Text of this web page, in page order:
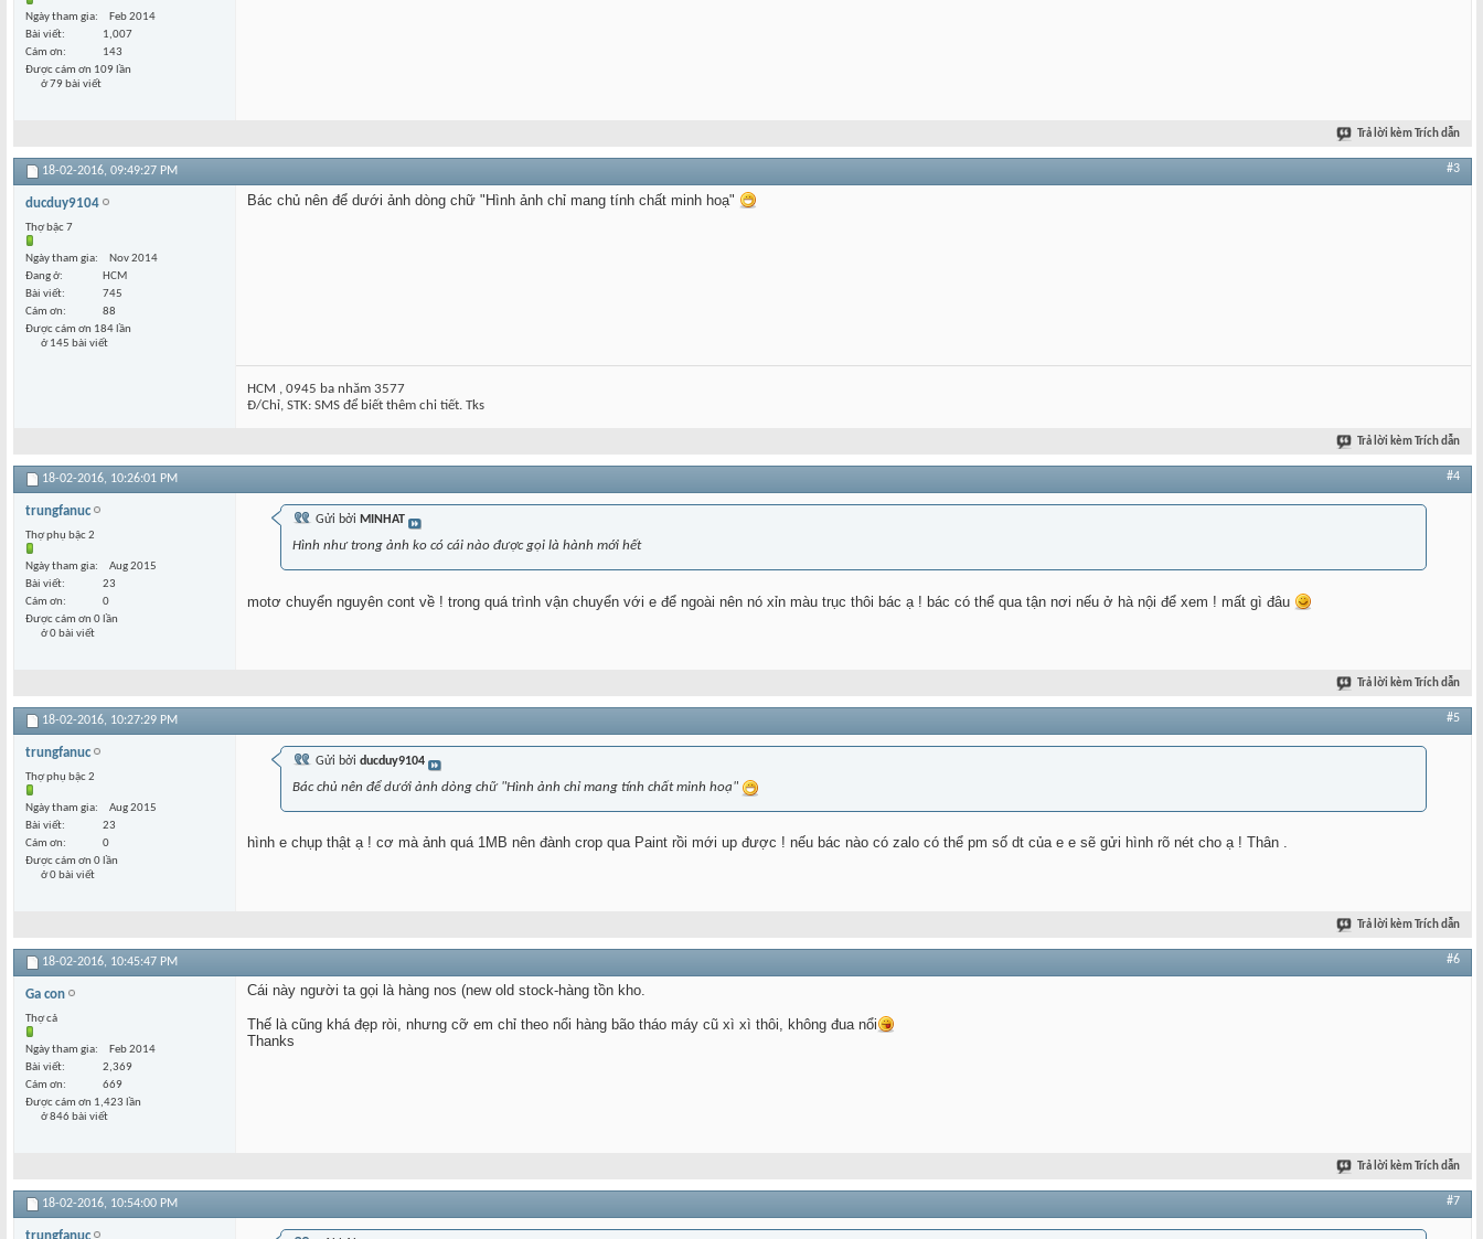
Ngày tham gia
Feb 2014
Bài viết
1,007
Cám ơn
143
Được cám ơn 109 lần
ở 79 bài viết
Trả lời kèm Trích dẫn
18-02-2016, 09:49:27 PM #3
ducduy9104
Thợ bậc 7
Ngày tham gia
Nov 2014
Đang ở
HCM
Bài viết
745
Cám ơn
88
Được cám ơn 184 lần
ở 145 bài viết
Bác chủ nên để dưới ảnh dòng chữ "Hình ảnh chỉ mang tính chất minh hoạ"
HCM , 0945 ba nhăm 3577
Đ/Chỉ, STK: SMS để biết thêm chi tiết. Tks
Trả lời kèm Trích dẫn
18-02-2016, 10:26:01 PM #4
trungfanuc
Thợ phụ bậc 2
Ngày tham gia
Aug 2015
Bài viết
23
Cám ơn
0
Được cám ơn 0 lần
ở 0 bài viết
Gửi bởi MINHAT
Hình như trong ảnh ko có cái nào được gọi là hành mới hết
motơ chuyển nguyên cont về ! trong quá trình vận chuyển với e để ngoài nên nó xỉn màu trục thôi bác ạ ! bác có thể qua tận nơi nếu ở hà nội để xem ! mất gì đâu
Trả lời kèm Trích dẫn
18-02-2016, 10:27:29 PM #5
trungfanuc
Thợ phụ bậc 2
Ngày tham gia
Aug 2015
Bài viết
23
Cám ơn
0
Được cám ơn 0 lần
ở 0 bài viết
Gửi bởi ducduy9104
Bác chủ nên để dưới ảnh dòng chữ "Hình ảnh chỉ mang tính chất minh hoạ"
hình e chụp thật ạ ! cơ mà ảnh quá 1MB nên đành crop qua Paint rồi mới up được ! nếu bác nào có zalo có thể pm số dt của e e sẽ gửi hình rõ nét cho ạ ! Thân .
Trả lời kèm Trích dẫn
18-02-2016, 10:45:47 PM #6
Ga con
Thợ cả
Ngày tham gia
Feb 2014
Bài viết
2,369
Cám ơn
669
Được cám ơn 1,423 lần
ở 846 bài viết
Cái này người ta gọi là hàng nos (new old stock-hàng tồn kho.
Thế là cũng khá đẹp ròi, nhưng cỡ em chỉ theo nổi hàng bão tháo máy cũ xì xì thôi, không đua nổi
Thanks
Trả lời kèm Trích dẫn
18-02-2016, 10:54:00 PM #7